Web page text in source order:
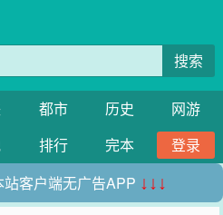
搜索
都市 历史
网游
排行 完本
登录
客户端无广告APP ↓↓↓